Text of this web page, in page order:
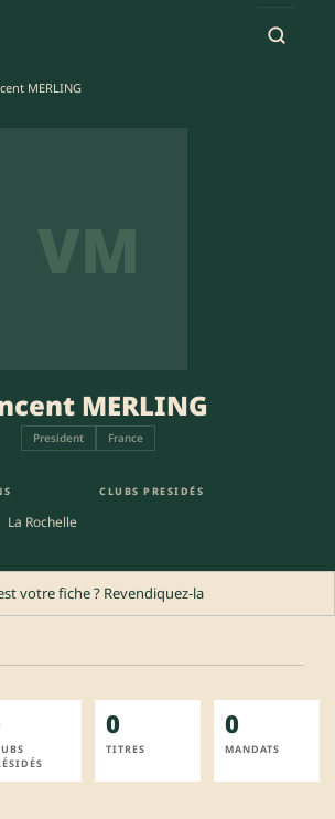
MERLING
VM
MERLING
President France
La Rochelle
CLUBS PRESIDÉS
votre fiche ? Revendiquez-la
0
TITRES
0
MANDATS